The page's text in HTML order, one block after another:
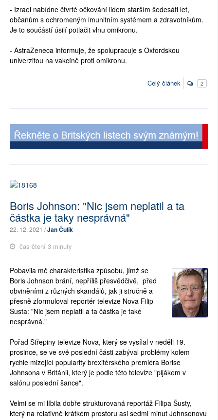
- Izrael nabídne čtvrté očkování lidem starším šedesáti let,
občanům s ochromeným imunitním systémem a zdravotníkům.
Je to součástí úsilí potlačit vlnu omikronu.
- AstraZeneca informuje, že spolupracuje s Oxfordskou
univerzitou na vakcíně proti omikronu.
Celý článek 2
Boris Johnson: "Nic jsem neplatil a ta
částka je taky nesprávná"
22. 12. 2021 /Jan Čulík
čas čtení 3 minuty
Pobavila mě charakteristika způsobu, jímž se
Boris Johnson brání, nepříliš přesvědčivě, před
obviněními z různých skandálů, jak ji stručně a
přesně zformuloval reportér televize Nova Filip
Šusta: "Nic jsem neplatil a ta částka je také
nesprávná."
Pořad Střepiny televize Nova, který se vysílal v neděli 19.
prosince, se ve své poslední části zabýval problémy kolem
rychle mizející popularity brexitérského premiéra Borise
Johnsona v Británii, který je podle této televize "pijákem v
salónu poslední šance".
Velmi se mi líbila dobře strukturovaná reportáž Filipa Šusty,
který na relativně krátkém prostoru asi sedmi minut Johnsonovu